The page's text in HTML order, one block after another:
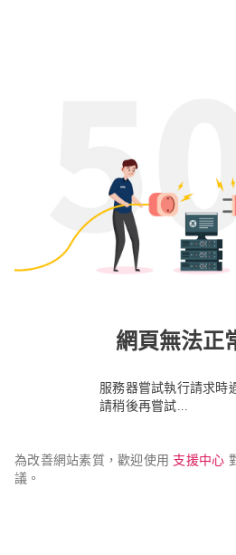
網頁無法正
服務器嘗試執行請求時
請稍後再嘗試...
為改善網站素質，歡迎使用 支援中心
議。